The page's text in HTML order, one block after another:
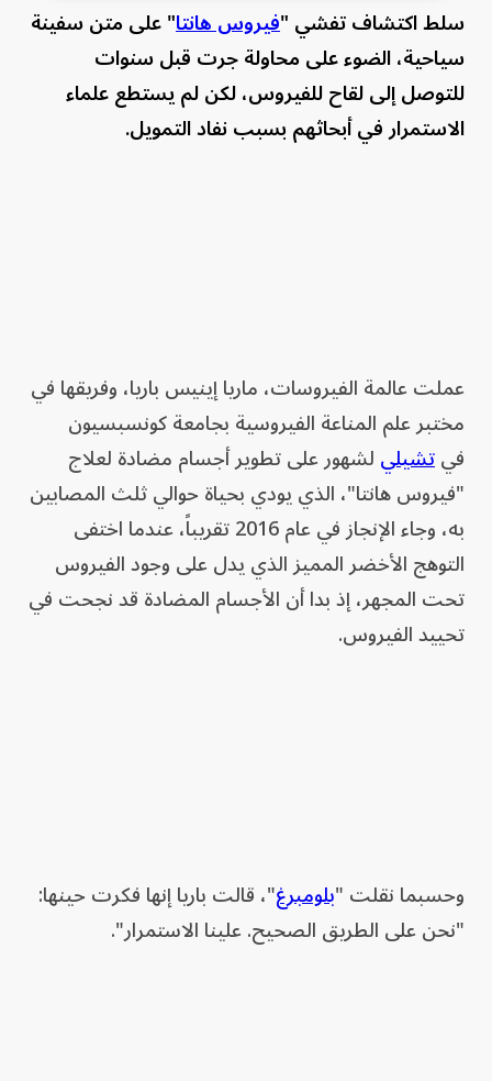
سلط اكتشاف تفشي "فيروس هانتا" على متن سفينة
سياحية، الضوء على محاولة جرت قبل سنوات
للتوصل إلى لقاح للفيروس، لكن لم يستطع علماء
الاستمرار في أبحاثهم بسبب نفاد التمويل.
عملت عالمة الفيروسات، ماريا إينيس باريا، وفريقها في
مختبر علم المناعة الفيروسية بجامعة كونسبسيون
فيتشيليلشهور على تطوير أجسام مضادة لعلاج
"فيروس هانتا"، الذي يودي بحياة حوالي ثلث المصابين
به، وجاء الإنجاز في عام 2016 تقريباً، عندما اختفى
التوهج الأخضر المميز الذي يدل على وجود الفيروس
تحت المجهر، إذ بدا أن الأجسام المضادة قد نجحت في
تحييد الفيروس.
وحسبما نقلت "بلومبرغ"، قالت باريا إنها فكرت حينها:
"نحن على الطريق الصحيح. علينا الاستمرار".